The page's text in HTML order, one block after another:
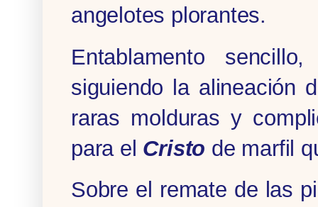
angelotes plorantes.
Entablamento
siguiendo la alineación
raras molduras y
para el Cristo de marfil
Sobre el remate de las